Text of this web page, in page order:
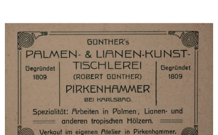
0,0
hvězdiček.